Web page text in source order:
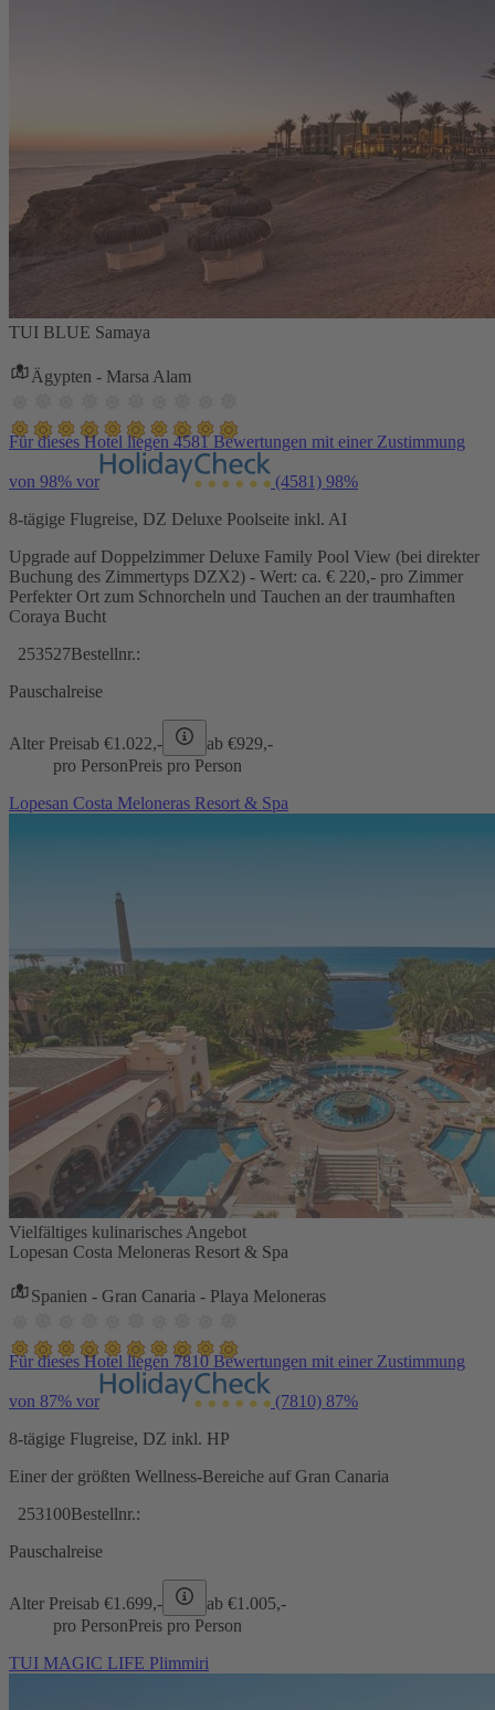
TUI BLUE Samaya
Ägypten - Marsa Alam
Für dieses Hotel liegen 4581 Bewertungen mit einer Zustimmung
von 98% vor (4581) 98%
8-tägige Flugreise, DZ Deluxe Poolseite inkl. AI
Upgrade auf Doppelzimmer Deluxe Family Pool View (bei direkter
Buchung des Zimmertyps DZX2) - Wert: ca. € 220,- pro Zimmer
Perfekter Ort zum Schnorcheln und Tauchen an der traumhaften
Coraya Bucht
253527Bestellnr.:
Pauschalreise
Alter Preisab €1.022,- ab €929,-
pro PersonPreis pro Person
Lopesan Costa Meloneras Resort & Spa
Vielfältiges kulinarisches Angebot
Lopesan Costa Meloneras Resort & Spa
Spanien - Gran Canaria - Playa Meloneras
Für dieses Hotel liegen 7810 Bewertungen mit einer Zustimmung
von 87% vor (7810) 87%
8-tägige Flugreise, DZ inkl. HP
Einer der größten Wellness-Bereiche auf Gran Canaria
253100Bestellnr.:
Pauschalreise
Alter Preisab €1.699,- ab €1.005,-
pro PersonPreis pro Person
TUI MAGIC LIFE Plimmiri